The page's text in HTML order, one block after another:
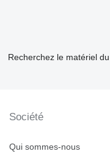
Recherchez le matériel
Société
Qui sommes-nous